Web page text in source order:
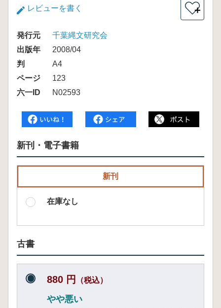
レビューを書く ＋
発行元
千葉縄文研究会
出版年
2008/04
判
A4
ページ
123
六一ID
N02593
新刊・電子書籍
新刊
在庫なし
古書
880 円 （税込）
やや悪い